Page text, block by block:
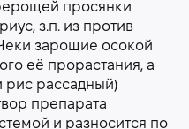
просянки
з.п. из против
зарощие осокой
её прорастания, а
рис рассадный)
препарата
и разносится по